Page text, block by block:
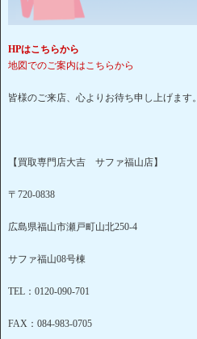
HPはこちらから
地図でのご案内はこちらから
皆様のご来店、心よりお待ち申し上げます。
【買取専門店大吉 サファ福山店】
〒720-0838
広島県福山市瀬戸町山北250-4
サファ福山08号棟
TEL：0120-090-701
FAX：084-983-0705